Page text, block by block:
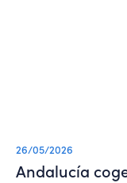
26/05/2026
Andalucía